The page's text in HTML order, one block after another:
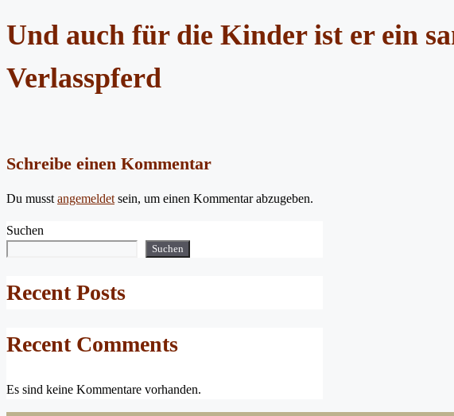
Und auch für die Kinder ist er ein
Verlasspferd
Schreibe einen Kommentar
Du musst angemeldet sein, um einen Kommentar abzugeben.
Suchen
Suchen
Recent Posts
Recent Comments
Es sind keine Kommentare vorhanden.